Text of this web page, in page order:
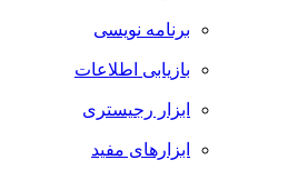
برنامه نویسی
بازیابی اطلاعات
ابزار رجیستری
ابزارهای مفید